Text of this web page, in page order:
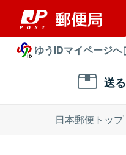
ゆうIDマイページへ
送る
日本郵便トップ